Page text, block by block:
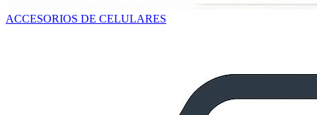
ACCESORIOS DE CELULARES